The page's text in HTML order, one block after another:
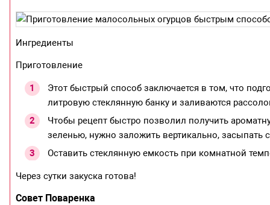
Ингредиенты
Приготовление
Этот быстрый способ заключается в том, что
литровую стеклянную банку и заливаются
Чтобы рецепт быстро позволил получить
зеленью, нужно заложить вертикально, засыпать
Оставить стеклянную емкость при комнатной
Через сутки закуска готова!
Совет Поваренка